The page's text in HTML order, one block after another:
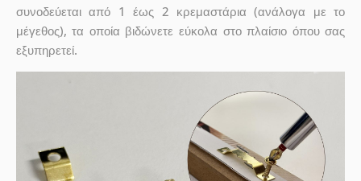
συνοδεύεται από 1 έως 2 κρεμαστάρια (ανάλογα με το
μέγεθος), τα οποία βιδώνετε εύκολα στο πλαίσιο όπου σας
εξυπηρετεί.